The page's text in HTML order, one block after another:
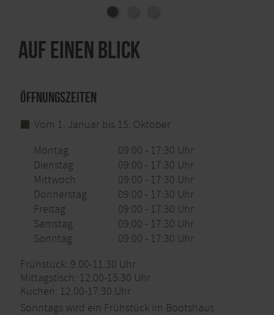
bieten wir Ihnen jeden Tag wechselnde Gerichte.
Mobilitätseinschränkungen: Der Hof ist vollständig
ebenerdig angelegt, ein Behinderten-WC sowie
Dieser Gastgeber hat sich zum "Nachhaltigen
Sämtliche Angaben wurden mit größter Sorgfalt
zusammengestellt.
Der Herausgeber kann für fehlerhafte Angaben und
deren Folgen weder eine juristische Verantwortung
noch irgendeine Haftung übernehmen.
Bitte die aktuellen Informationen auf der
Homepage/Facebook beachten oder anrufen.
Sonntags auch als Langschläfer-Frühstück von 10.00-
13.00 Uhr
Auf einen Blick
Öffnungszeiten
Vom 1. Januar bis 15. Oktober
Montag
09:00 - 17:30 Uhr
Dienstag
09:00 - 17:30 Uhr
Mittwoch
09:00 - 17:30 Uhr
Donnerstag
09:00 - 17:30 Uhr
Freitag
09:00 - 17:30 Uhr
Samstag
09:00 - 17:30 Uhr
Sonntag
09:00 - 17:30 Uhr
Frühstück: 9.00-11.30 Uhr
Mittagstisch: 12.00-15.30 Uhr
Kuchen: 12.00-17.30 Uhr
Sonntags wird ein Frühstück im Bootshaus